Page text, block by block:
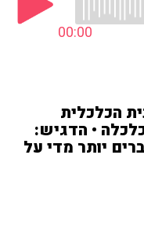
00:00
הכלכלית
• הדגיש:
יותר מדי על